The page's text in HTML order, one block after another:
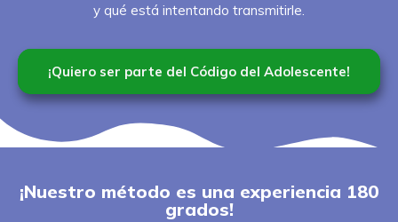
y qué está intentando transmitirle.
¡Quiero ser parte del Código del Adolescente!
¡Nuestro método es una experiencia 180
grados!